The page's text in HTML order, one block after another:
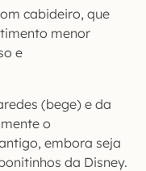
cabideiro, que
menor
e
(bege) e da
o
embora seja
da Disney.